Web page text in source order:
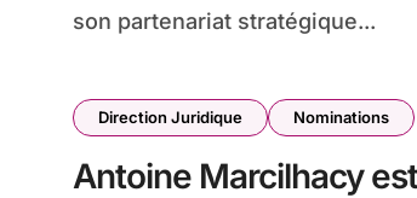
son partenariat stratégique...
Direction Juridique Nominations
Antoine Marcilhacy